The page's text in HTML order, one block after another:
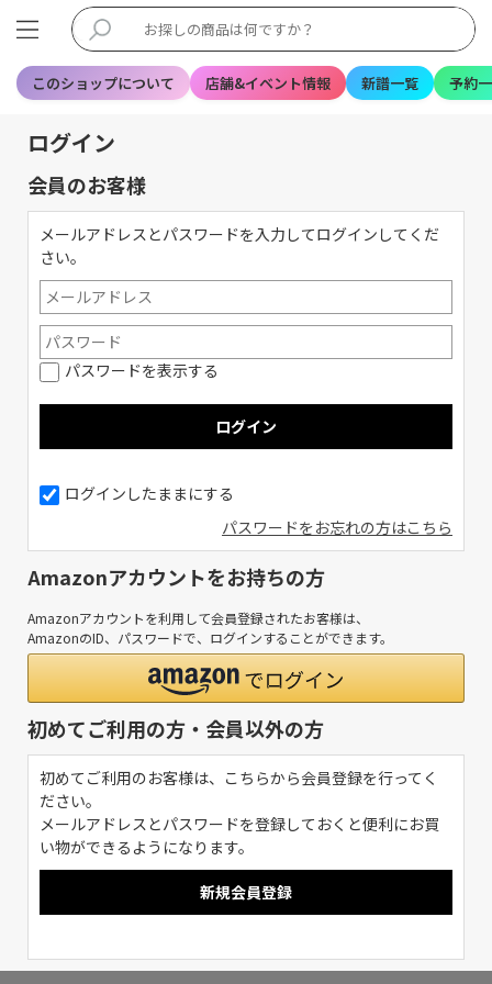
このショップについて 店舗&イベント情報 新譜一覧 予約
ログイン
会員のお客様
メールアドレスとパスワードを入力してログインしてくだ
さい。
パスワードを表示する
ログインしたままにする
パスワードをお忘れの方はこちら
Amazonアカウントをお持ちの方
Amazonアカウントを利用して会員登録されたお客様は、
AmazonのID、パスワードで、ログインすることができます。
初めてご利用の方・会員以外の方
初めてご利用のお客様は、こちらから会員登録を行ってく
ださい。
メールアドレスとパスワードを登録しておくと便利にお買
い物ができるようになります。